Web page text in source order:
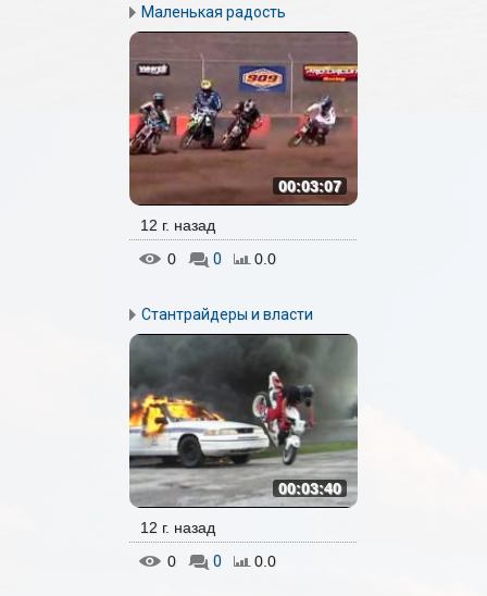
Маленькая радость
00:03:07
12 г. назад
0
0 0.0
Стантрайдеры и власти
00:03:40
12 г. назад
0
0 0.0